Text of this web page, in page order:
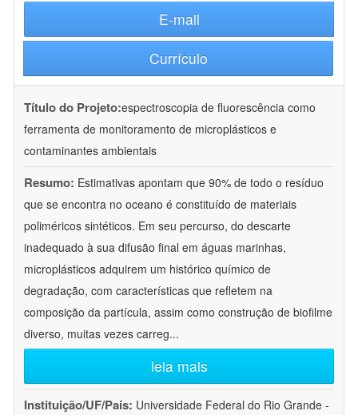
E-mail
Currículo
Título do Projeto:espectroscopia de fluorescência como
ferramenta de monitoramento de microplásticos e
contaminantes ambientais
Resumo: Estimativas apontam que 90% de todo o resíduo
que se encontra no oceano é constituído de materiais
poliméricos sintéticos. Em seu percurso, do descarte
inadequado à sua difusão final em águas marinhas,
microplásticos adquirem um histórico químico de
degradação, com características que refletem na
composição da partícula, assim como construção de biofilme
diverso, muitas vezes carreg...
leia mais
Instituição/UF/País: Universidade Federal do Rio Grande -